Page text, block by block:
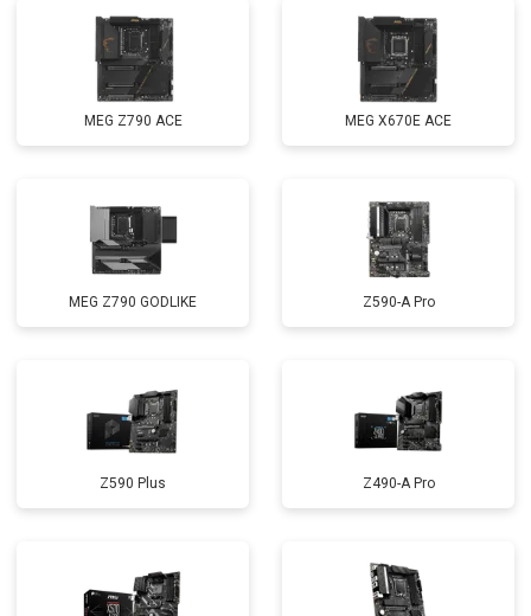
MEG Z790 ACE MEG X670E ACE
MEG Z790 GODLIKE Z590-A Pro
Z590 Plus Z490-A Pro